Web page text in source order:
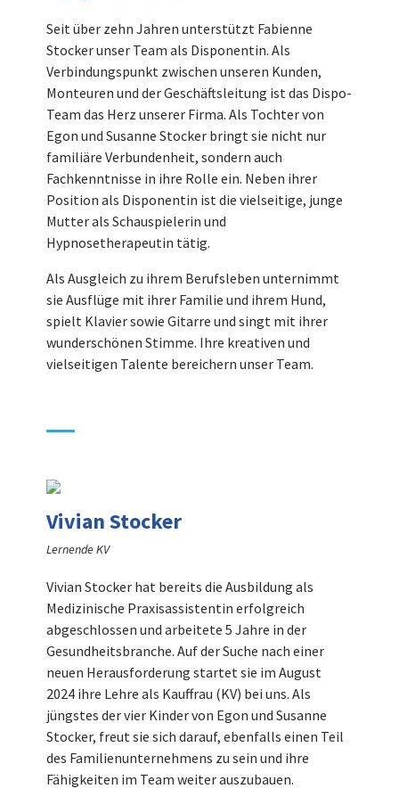
Seit über zehn Jahren unterstützt Fabienne
Stocker unser Team als Disponentin. Als
Verbindungspunkt zwischen unseren Kunden,
Monteuren und der Geschäftsleitung ist das Dispo-
Team das Herz unserer Firma. Als Tochter von
Egon und Susanne Stocker bringt sie nicht nur
familiäre Verbundenheit, sondern auch
Fachkenntnisse in ihre Rolle ein. Neben ihrer
Position als Disponentin ist die vielseitige, junge
Mutter als Schauspielerin und
Hypnosetherapeutin tätig.
Als Ausgleich zu ihrem Berufsleben unternimmt
sie Ausflüge mit ihrer Familie und ihrem Hund,
spielt Klavier sowie Gitarre und singt mit ihrer
wunderschönen Stimme. Ihre kreativen und
vielseitigen Talente bereichern unser Team.
Vivian Stocker
Lernende KV
Vivian Stocker hat bereits die Ausbildung als
Medizinische Praxisassistentin erfolgreich
abgeschlossen und arbeitete 5 Jahre in der
Gesundheitsbranche. Auf der Suche nach einer
neuen Herausforderung startet sie im August
2024 ihre Lehre als Kauffrau (KV) bei uns. Als
jüngstes der vier Kinder von Egon und Susanne
Stocker, freut sie sich darauf, ebenfalls einen Teil
des Familienunternehmens zu sein und ihre
Fähigkeiten im Team weiter auszubauen.